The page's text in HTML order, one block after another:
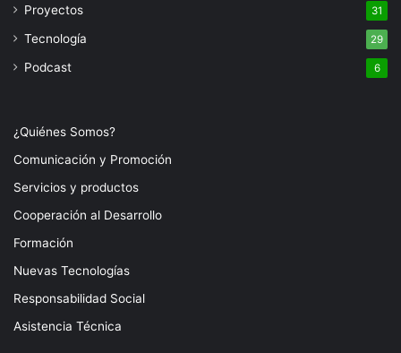
Proyectos 31
Tecnología 29
Podcast 6
¿Quiénes Somos?
Comunicación y Promoción
Servicios y productos
Cooperación al Desarrollo
Formación
Nuevas Tecnologías
Responsabilidad Social
Asistencia Técnica